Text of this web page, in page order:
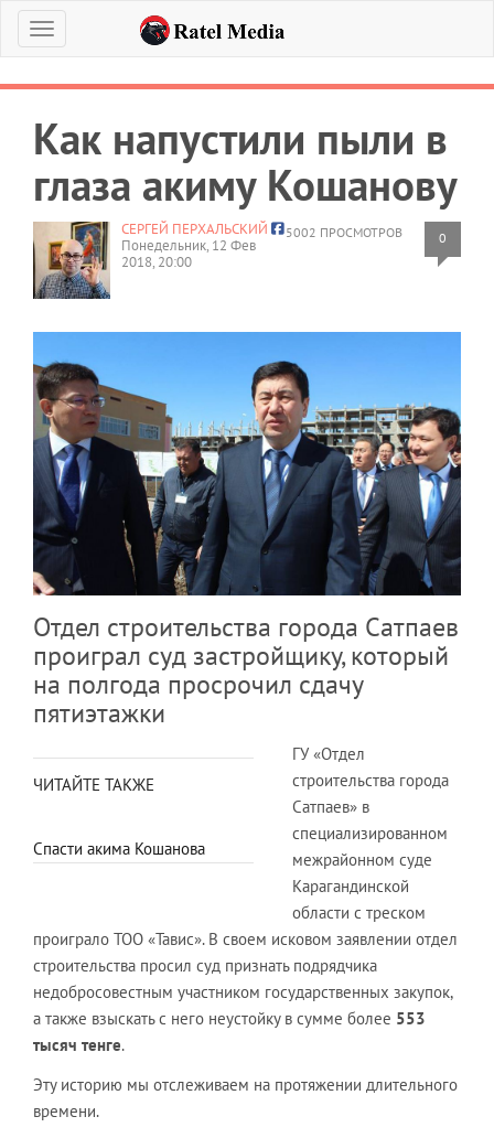
Меню
Как напустили пыли в
глаза акиму Кошанову
5002 ПРОСМОТРОВ 0
СЕРГЕЙ ПЕРХАЛЬСКИЙ
Понедельник, 12 Фев
2018, 20:00
Отдел строительства города Сатпаев
проиграл суд застройщику, который
на полгода просрочил сдачу
пятиэтажки
ЧИТАЙТЕ ТАКЖЕ
Спасти акима Кошанова
ГУ «Отдел
строительства города
Сатпаев» в
специализированном
межрайонном суде
Карагандинской
области с треском
проиграло ТОО «Тавис». В своем исковом заявлении отдел
строительства просил суд признать подрядчика
недобросовестным участником государственных закупок,
а также взыскать с него неустойку в сумме более 553
тысяч тенге.
Эту историю мы отслеживаем на протяжении длительного
времени.